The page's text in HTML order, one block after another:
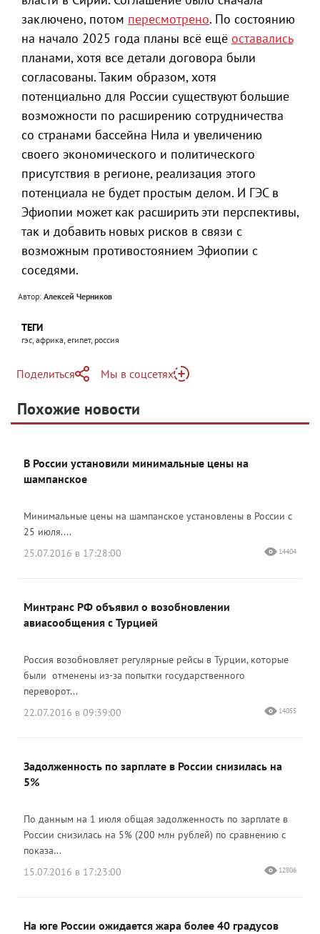
заключено, потом пересмотрено. По состоянию
на начало 2025 года планы всё ещё оставались
планами, хотя все детали договора были
согласованы. Таким образом, хотя
потенциально для России существуют большие
возможности по расширению сотрудничества
со странами бассейна Нила и увеличению
своего экономического и политического
присутствия в регионе, реализация этого
потенциала не будет простым делом. И ГЭС в
Эфиопии может как расширить эти перспективы,
так и добавить новых рисков в связи с
возможным противостоянием Эфиопии с
соседями.
Автор: Алексей Черников
ТЕГИ
гэс, африка, египет, россия
Поделиться
Telegram
Одноклассники
Мы в соцсетях
Яндекс Дзен
Похожие новости
В России установили минимальные цены на
шампанское
Минимальные цены на шампанское установлены в России с
25 июля....
25.07.2016 в 17:28:00
14404
Минтранс РФ объявил о возобновлении
авиасообщения с Турцией
Россия возобновляет регулярные рейсы в Турции, которые
были отменены из-за попытки государственного
переворот...
22.07.2016 в 09:39:00
14055
Задолженность по зарплате в России снизилась на
5%
По данным на 1 июля общая задолженность по зарплате в
России снизилась на 5% (200 млн рублей) по сравнению с
показа...
15.07.2016 в 17:23:00
12806
На юге России ожидается жара более 40 градусов